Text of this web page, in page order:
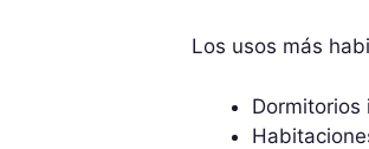
Los usos más